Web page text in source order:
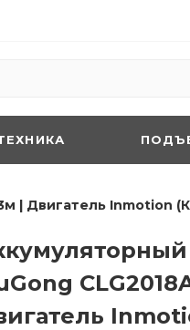
| Двигатель Inmotion